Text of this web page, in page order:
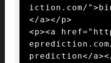
iction.com/
</a></p>
<p><a
prediction</